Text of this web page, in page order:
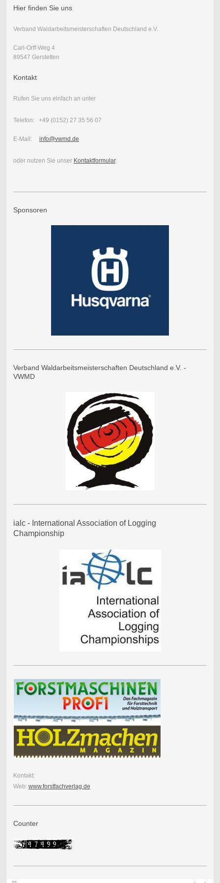
Hier finden Sie uns
Verband Waldarbeitsmeisterschaften Deutschland e.V.
Carl-Orff-Weg 4
89547 Gerstetten
Kontakt
Rufen Sie uns einfach an unter
Telefon: +49 (0152) 27 35 56 07
E-Mail: info@vwmd.de
oder nutzen Sie unser Kontaktformular.
Sponsoren
Verband Waldarbeitsmeisterschaften Deutschland e.V. -
VWMD
ialc - International Association of Logging
Championship
Kontakt:
Web: www.forstfachverlag.de
Counter